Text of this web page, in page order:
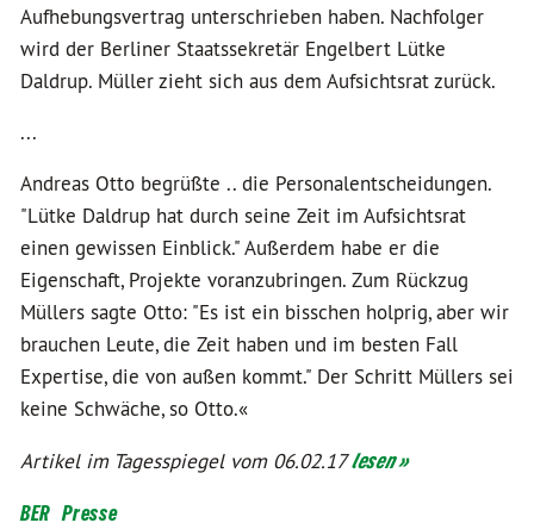
Aufhebungsvertrag unterschrieben haben. Nachfolger
wird der Berliner Staatssekretär Engelbert Lütke
Daldrup. Müller zieht sich aus dem Aufsichtsrat zurück.
...
Andreas Otto begrüßte .. die Personalentscheidungen.
"Lütke Daldrup hat durch seine Zeit im Aufsichtsrat
einen gewissen Einblick." Außerdem habe er die
Eigenschaft, Projekte voranzubringen. Zum Rückzug
Müllers sagte Otto: "Es ist ein bisschen holprig, aber wir
brauchen Leute, die Zeit haben und im besten Fall
Expertise, die von außen kommt." Der Schritt Müllers sei
keine Schwäche, so Otto.«
Artikel im Tagesspiegel vom 06.02.17lesen »
BER Presse